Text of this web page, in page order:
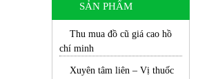
SẢN PHẨM
Thu mua đồ cũ giá cao hồ
chí minh
Xuyên tâm liên – Vị thuốc